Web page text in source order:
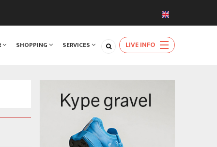
SHOPPING SERVICES LIVE INFO